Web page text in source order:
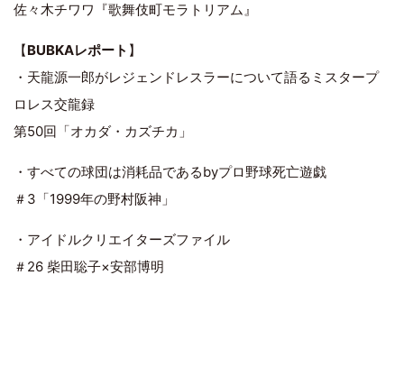
佐々木チワワ『歌舞伎町モラトリアム』
【BUBKAレポート 】
・天龍源一郎がレジェンドレスラーについて語るミスタープ
ロレス交龍録
第50回「オカダ・カズチカ」
・すべての球団は消耗品であるbyプロ野球死亡遊戯
＃3「1999年の野村阪神」
・アイドルクリエイターズファイル
＃26 柴田聡子×安部博明